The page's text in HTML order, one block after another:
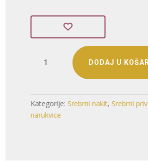
PRIVJESAK
-
SOVA
DODAJ U
Kategorije:Srebrni nakit,Srebrni
narukvice